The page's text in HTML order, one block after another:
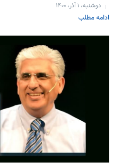
دوشنبه، ۱ آذر، ۱۴۰۰
ادامه مطلب